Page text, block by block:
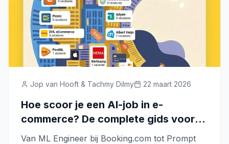
Jop van Hooft & Tachmy Dilmy 22 maart 2026
Hoe scoor je een AI-job in e-
commerce? De complete gids voor
2026
Van ML Engineer bij Booking.com tot Prompt